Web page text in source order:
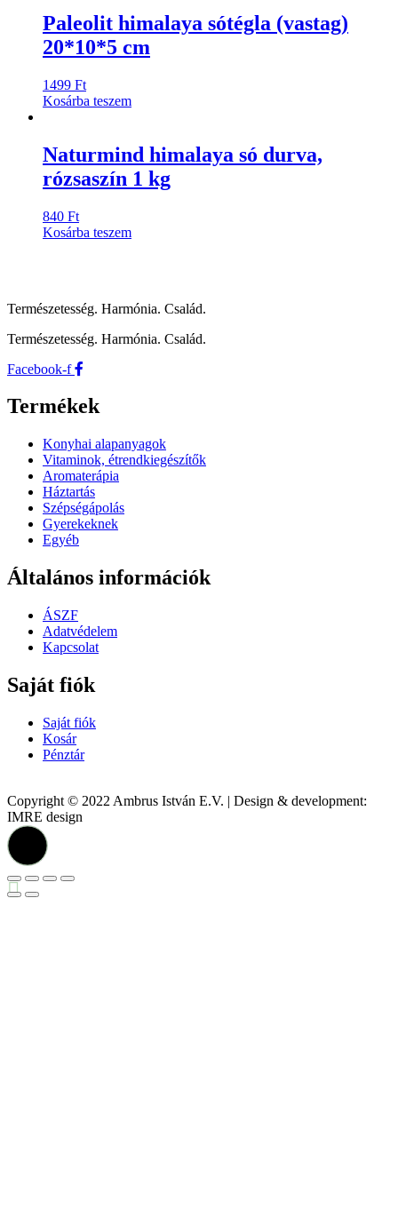
Paleolit himalaya sótégla (vastag)
20*10*5 cm
1499 Ft
Kosárba teszem
Naturmind himalaya só durva,
rózsaszín 1 kg
840 Ft
Kosárba teszem
Természetesség. Harmónia. Család.
Természetesség. Harmónia. Család.
Facebook-f
Termékek
Konyhai alapanyagok
Vitaminok, étrendkiegészítők
Aromaterápia
Háztartás
Szépségápolás
Gyerekeknek
Egyéb
Általános információk
ÁSZF
Adatvédelem
Kapcsolat
Saját fiók
Saját fiók
Kosár
Pénztár
Copyright © 2022 Ambrus István E.V. | Design & development:
IMRE design